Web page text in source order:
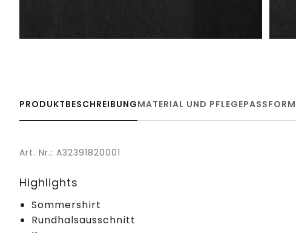
PRODUKTBESCHREIBUNGMATERIAL UND PFLEGEPASSFORM
Art. Nr.: A32391820001
Highlights
Sommershirt
Rundhalsausschnitt